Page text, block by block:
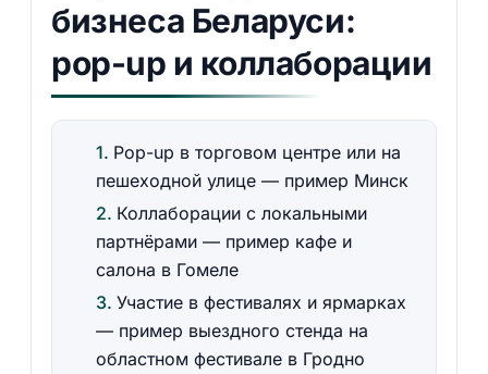
бизнеса Беларуси:
pop-up и коллаборации
Pop-up в торговом центре или на
пешеходной улице — пример Минск
Коллаборации с локальными
партнёрами — пример кафе и
салона в Гомеле
Участие в фестивалях и ярмарках
— пример выездного стенда на
областном фестивале в Гродно